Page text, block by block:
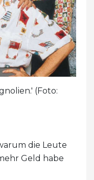
(Foto:
die Leute
Geld habe